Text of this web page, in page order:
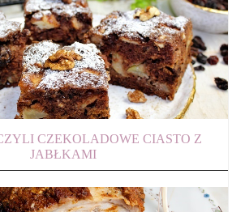
CZEKOLADOWE CIASTO Z
JABŁKAMI